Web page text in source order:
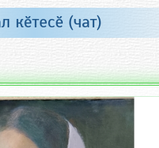
в 1975
утром
в военное
говорится
кӗтесӗ (чат)